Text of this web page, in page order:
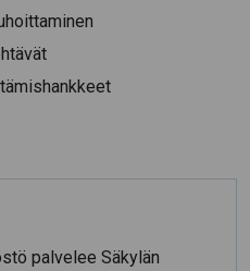
palvelee Säkylän